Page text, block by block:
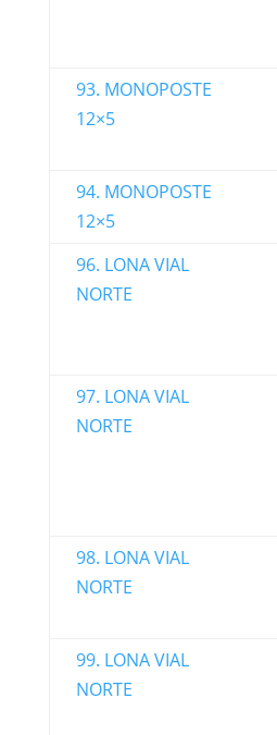
93. MONOPOSTE
12×5
94. MONOPOSTE
12×5
96. LONA VIAL
NORTE
97. LONA VIAL
NORTE
98. LONA VIAL
NORTE
99. LONA VIAL
NORTE